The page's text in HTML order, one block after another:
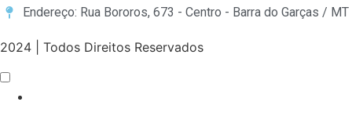
Endereço: Rua Bororos, 673 - Centro - Barra do Garças / MT
2024 | Todos Direitos Reservados